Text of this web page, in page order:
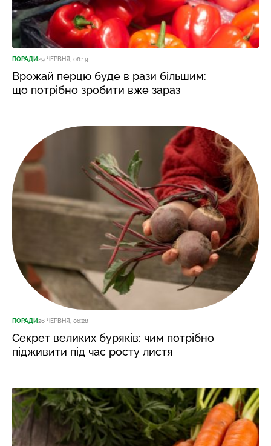
ПОРАДИ29 ЧЕРВНЯ, 08:19
Врожай перцю буде в рази більшим:
що потрібно зробити вже зараз
ПОРАДИ26 ЧЕРВНЯ, 06:28
Секрет великих буряків: чим потрібно
підживити під час росту листя